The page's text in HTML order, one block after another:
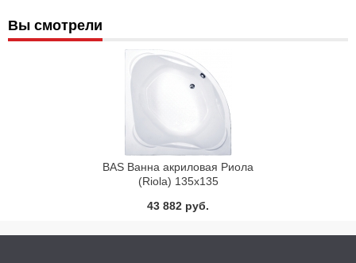
Вы смотрели
BAS Ванна акриловая Риола
(Riola) 135x135
43 882 руб.